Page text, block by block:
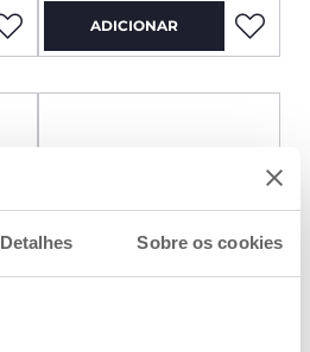
Detalhes Sobre os cookies
ADICIONAR